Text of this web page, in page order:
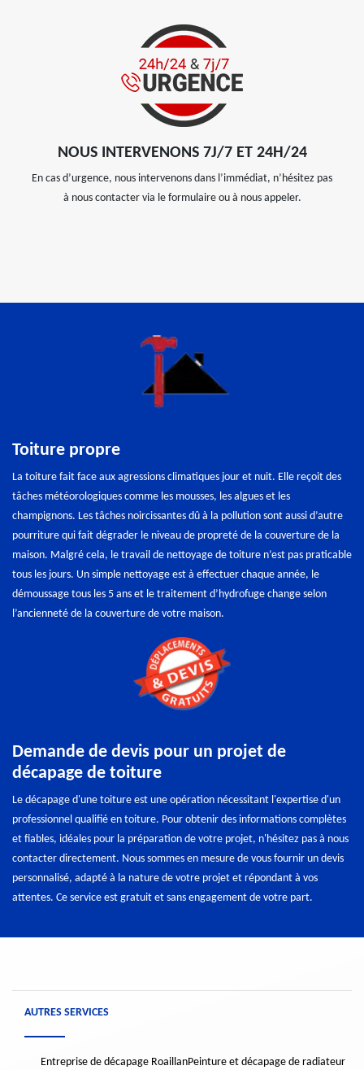
NOUS INTERVENONS 7J/7 ET 24H/24
En cas d’urgence, nous intervenons dans l’immédiat, n’hésitez pas
à nous contacter via le formulaire ou à nous appeler.
Toiture propre
La toiture fait face aux agressions climatiques jour et nuit. Elle reçoit des
tâches météorologiques comme les mousses, les algues et les
champignons. Les tâches noircissantes dû à la pollution sont aussi d’autre
pourriture qui fait dégrader le niveau de propreté de la couverture de la
maison. Malgré cela, le travail de nettoyage de toiture n’est pas praticable
tous les jours. Un simple nettoyage est à effectuer chaque année, le
démoussage tous les 5 ans et le traitement d’hydrofuge change selon
l’ancienneté de la couverture de votre maison.
Demande de devis pour un projet de
décapage de toiture
Le décapage d'une toiture est une opération nécessitant l'expertise d'un
professionnel qualifié en toiture. Pour obtenir des informations complètes
et fiables, idéales pour la préparation de votre projet, n'hésitez pas à nous
contacter directement. Nous sommes en mesure de vous fournir un devis
personnalisé, adapté à la nature de votre projet et répondant à vos
attentes. Ce service est gratuit et sans engagement de votre part.
AUTRES SERVICES
Entreprise de décapage RoaillanPeinture et décapage de radiateur